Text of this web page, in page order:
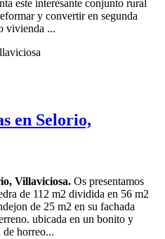
este interesante conjunto rural
y convertir en segunda
vivienda ...
en Selorio,
Villaviciosa. Os presentamos
de 112 m2 dividida en 56 m2
de 25 m2 en su fachada
ubicada en un bonito y
horreo...